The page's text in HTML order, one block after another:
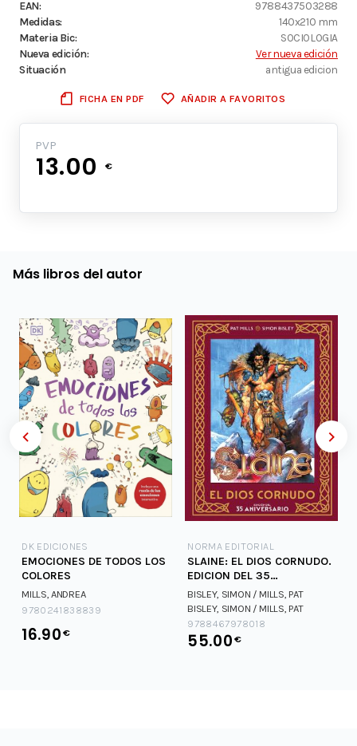
EAN:
9788437503288
Medidas:
140x210 mm
Materia Bic:
SOCIOLOGIA
Nueva edición:
Ver nueva edición
Situación
antigua edicion
FICHA EN PDF AÑADIR A FAVORITOS
PVP
13.00 €
Más libros del autor
DK EDICIONES
EMOCIONES DE TODOS LOS
COLORES
MILLS, ANDREA
9780241838839
16.90€
NORMA EDITORIAL
SLAINE: EL DIOS CORNUDO.
EDICION DEL 35
ANIVERSARIO
BISLEY, SIMON / MILLS, PAT
BISLEY, SIMON / MILLS, PAT
9788467978018
55.00€